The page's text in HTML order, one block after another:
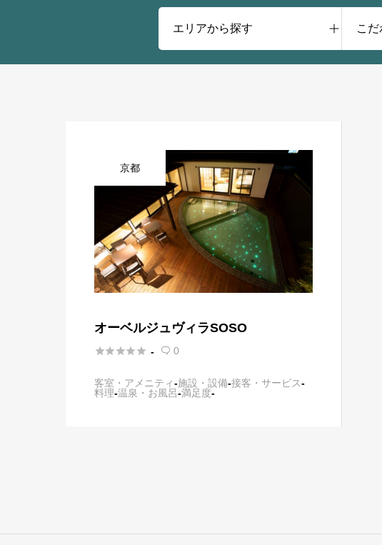
こ
京都
オーベルジュヴィラSOSO
 -  0
客室・アメニティ-施設・設備-接客・サービス-
料理-温泉・お風呂-満足度-